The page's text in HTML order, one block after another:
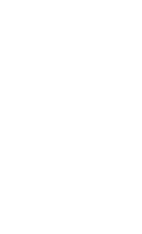
UNSEREN
UND UNSERE
LETTER